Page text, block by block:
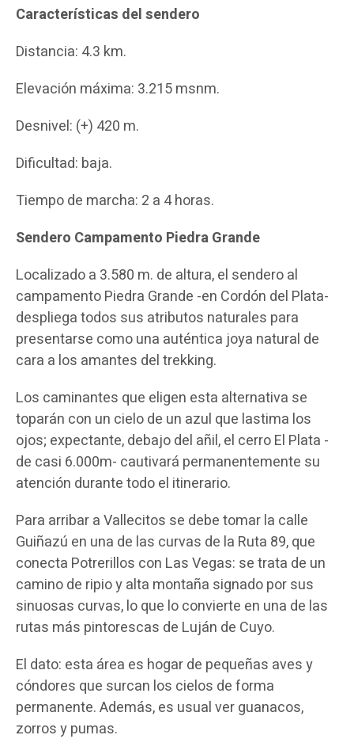
Características del sendero
Distancia: 4.3 km.
Elevación máxima: 3.215 msnm.
Desnivel: (+) 420 m.
Dificultad: baja.
Tiempo de marcha: 2 a 4 horas.
Sendero Campamento Piedra Grande
Localizado a 3.580 m. de altura, el sendero al
campamento Piedra Grande -en Cordón del Plata-
despliega todos sus atributos naturales para
presentarse como una auténtica joya natural de
cara a los amantes del trekking.
Los caminantes que eligen esta alternativa se
toparán con un cielo de un azul que lastima los
ojos; expectante, debajo del añil, el cerro El Plata -
de casi 6.000m- cautivará permanentemente su
atención durante todo el itinerario.
Para arribar a Vallecitos se debe tomar la calle
Guiñazú en una de las curvas de la Ruta 89, que
conecta Potrerillos con Las Vegas: se trata de un
camino de ripio y alta montaña signado por sus
sinuosas curvas, lo que lo convierte en una de las
rutas más pintorescas de Luján de Cuyo.
El dato: esta área es hogar de pequeñas aves y
cóndores que surcan los cielos de forma
permanente. Además, es usual ver guanacos,
zorros y pumas.